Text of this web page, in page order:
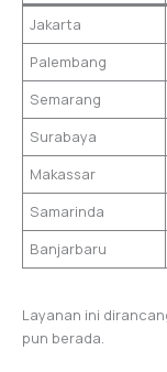
Jakarta
Palembang
Semarang
Surabaya
Makassar
Samarinda
Banjarbaru
Layanan ini
pun berada.